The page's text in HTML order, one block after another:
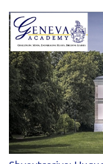
Kurslar
Blog
Yana
Qidirish
Kirish